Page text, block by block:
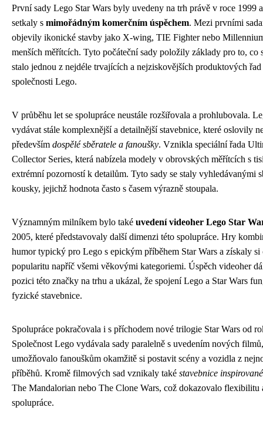
První sady Lego Star Wars byly uvedeny na trh právě v roce 1999
setkaly s mimořádným komerčním úspěchem. Mezi prvními
objevily ikonické stavby jako X-wing, TIE Fighter nebo
menších měřítcích. Tyto počáteční sady položily základy pro to, co
stalo jednou z nejdéle trvajících a nejziskovějších produktových
společnosti Lego.
V průběhu let se spolupráce neustále rozšiřovala a prohlubovala.
vydávat stále komplexnější a detailnější stavebnice, které oslovily
především dospělé sběratele a fanoušky. Vznikla speciální řada
Collector Series, která nabízela modely v obrovských měřítcích s
extrémní pozorností k detailům. Tyto sady se staly vyhledávanými
kousky, jejichž hodnota často s časem výrazně stoupala.
Významným milníkem bylo také uvedení videoher Lego Star
2005, které představovaly další dimenzi této spolupráce. Hry
humor typický pro Lego s epickým příběhem Star Wars a získaly si
popularitu napříč všemi věkovými kategoriemi. Úspěch videoher
pozici této značky na trhu a ukázal, že spojení Lego a Star Wars
fyzické stavebnice.
Spolupráce pokračovala i s příchodem nové trilogie Star Wars od
Společnost Lego vydávala sady paralelně s uvedením nových
umožňovalo fanouškům okamžitě si postavit scény a vozidla z
příběhů. Kromě filmových sad vznikaly také stavebnice
The Mandalorian nebo The Clone Wars, což dokazovalo flexibilitu
spolupráce.